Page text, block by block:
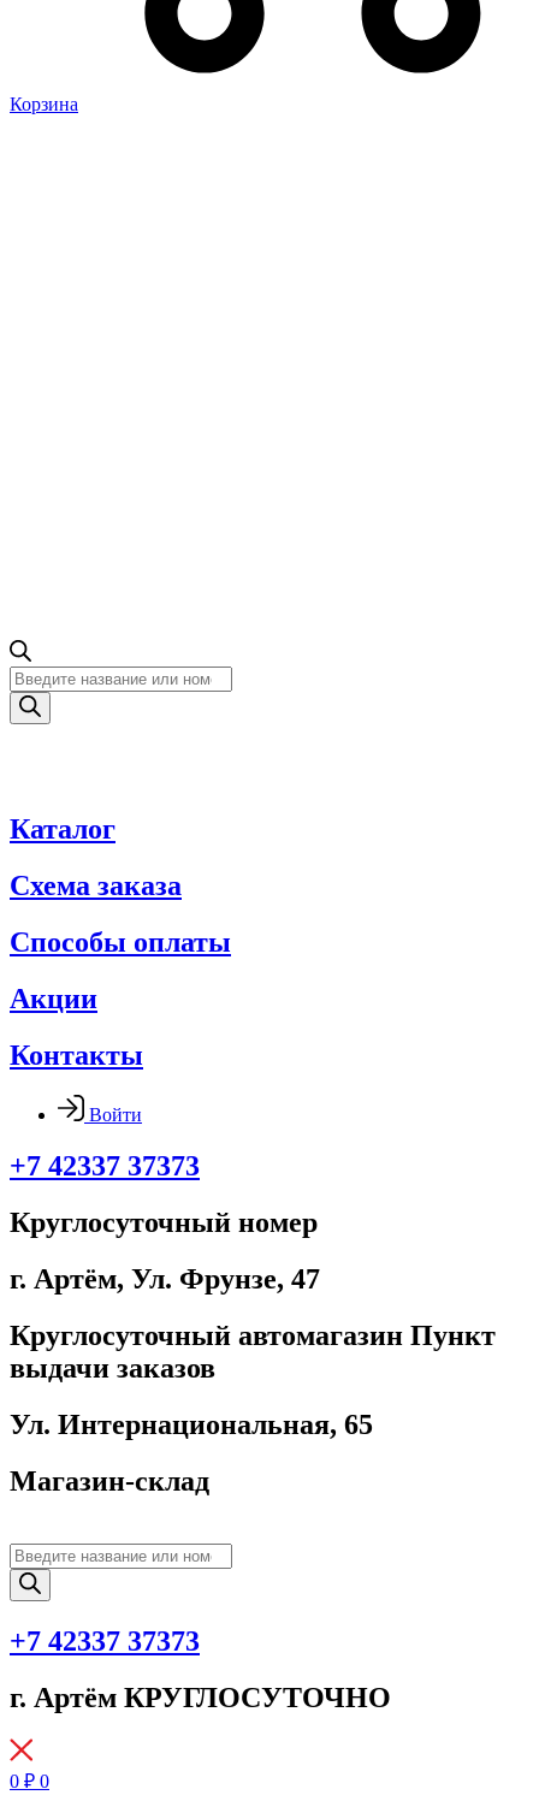
Корзина
Поиск
товаров
Каталог
Схема заказа
Способы оплаты
Акции
Контакты
Войти
+7 42337 37373
Круглосуточный номер
г. Артём, ​Ул. Фрунзе, 47
Круглосуточный автомагазин Пункт
выдачи заказов
Ул. Интернациональная, 65
Магазин-склад
Поиск
товаров
+7 42337 37373
г. Артём КРУГЛОСУТОЧНО
0 ₽ 0